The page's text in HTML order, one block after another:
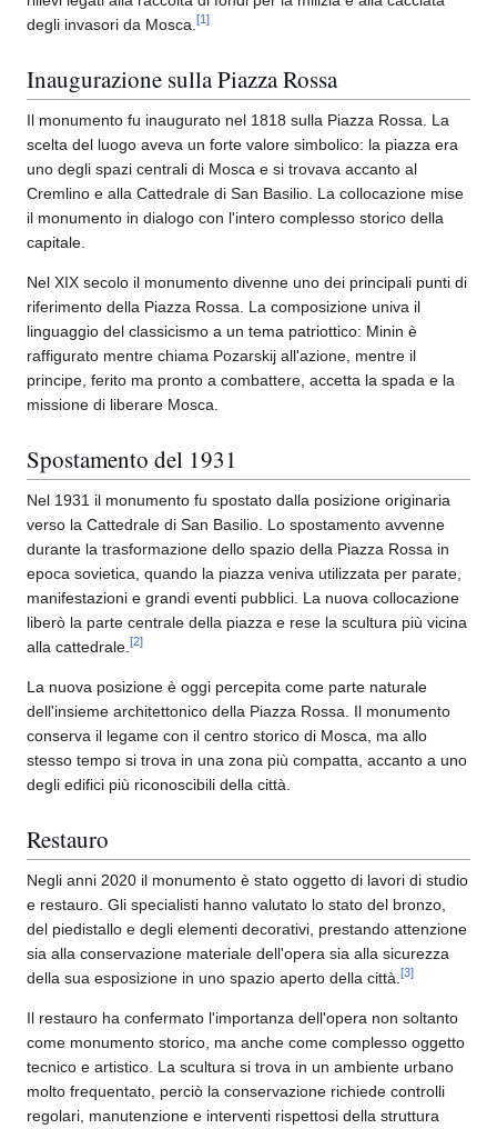
degli invasori da Mosca. [1]
Inaugurazione sulla Piazza Rossa
Il monumento fu inaugurato nel 1818 sulla Piazza Rossa. La
scelta del luogo aveva un forte valore simbolico: la piazza era
uno degli spazi centrali di Mosca e si trovava accanto al
Cremlino e alla Cattedrale di San Basilio. La collocazione mise
il monumento in dialogo con l'intero complesso storico della
capitale.
Nel XIX secolo il monumento divenne uno dei principali punti di
riferimento della Piazza Rossa. La composizione univa il
linguaggio del classicismo a un tema patriottico: Minin è
raffigurato mentre chiama Pozarskij all'azione, mentre il
principe, ferito ma pronto a combattere, accetta la spada e la
missione di liberare Mosca.
Spostamento del 1931
Nel 1931 il monumento fu spostato dalla posizione originaria
verso la Cattedrale di San Basilio. Lo spostamento avvenne
durante la trasformazione dello spazio della Piazza Rossa in
epoca sovietica, quando la piazza veniva utilizzata per parate,
manifestazioni e grandi eventi pubblici. La nuova collocazione
liberò la parte centrale della piazza e rese la scultura più vicina
alla cattedrale. [2]
La nuova posizione è oggi percepita come parte naturale
dell'insieme architettonico della Piazza Rossa. Il monumento
conserva il legame con il centro storico di Mosca, ma allo
stesso tempo si trova in una zona più compatta, accanto a uno
degli edifici più riconoscibili della città.
Restauro
Negli anni 2020 il monumento è stato oggetto di lavori di studio
e restauro. Gli specialisti hanno valutato lo stato del bronzo,
del piedistallo e degli elementi decorativi, prestando attenzione
sia alla conservazione materiale dell'opera sia alla sicurezza
della sua esposizione in uno spazio aperto della città. [3]
Il restauro ha confermato l'importanza dell'opera non soltanto
come monumento storico, ma anche come complesso oggetto
tecnico e artistico. La scultura si trova in un ambiente urbano
molto frequentato, perciò la conservazione richiede controlli
regolari, manutenzione e interventi rispettosi della struttura